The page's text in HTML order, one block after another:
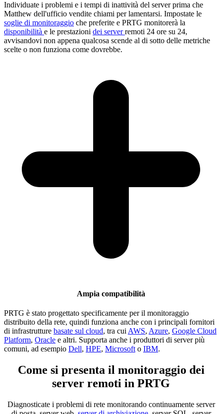
Individuate i problemi e i tempi di inattività del server prima che
Matthew dell'ufficio vendite chiami per lamentarsi. Impostate le
soglie di monitoraggio che preferite e PRTG monitorerà la
disponibilità e le prestazioni dei serverremoti 24 ore su 24,
avvisandovi non appena qualcosa scende al di sotto delle metriche
scelte o non funziona come dovrebbe.
Ampia compatibilità
PRTG è stato progettato specificamente per il monitoraggio
distribuito della rete, quindi funziona anche con i principali fornitori
di infrastrutture basate sul cloud, tra cui AWS, Azure, Google Cloud
Platform, Oracle e altri. Supporta anche i produttori di server più
comuni, ad esempio Dell, HPE, Microsoft o IBM.
Come si presenta il monitoraggio dei
server remoti in PRTG
Diagnosticate i problemi di rete monitorando continuamente server